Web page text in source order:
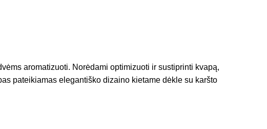
aromatizuoti. Norėdami optimizuoti ir sustiprinti kvapą,
pateikiamas elegantiško dizaino kietame dėkle su karšto